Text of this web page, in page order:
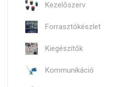
Kezelőszerv
Forrasztókészlet
Kiegészítők
Kommunikáció